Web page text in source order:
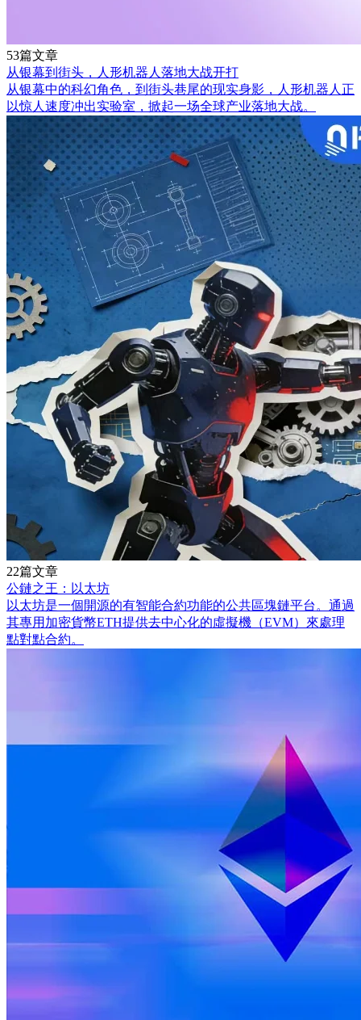
53篇文章
从银幕到街头，人形机器人落地大战开打
从银幕中的科幻角色，到街头巷尾的现实身影，人形机器人正
以惊人速度冲出实验室，掀起一场全球产业落地大战。
22篇文章
公鏈之王：以太坊
以太坊是一個開源的有智能合約功能的公共區塊鏈平台。通過
其專用加密貨幣ETH提供去中心化的虛擬機（EVM）來處理
點對點合約。